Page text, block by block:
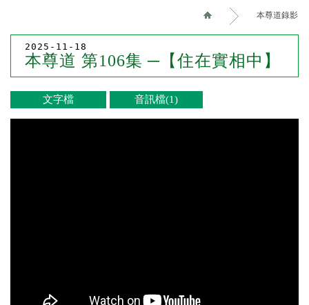
本尊道錄影
2025-11-18
本尊道 第106集 ─【住在實相中】
文字檔 音訊檔(1)